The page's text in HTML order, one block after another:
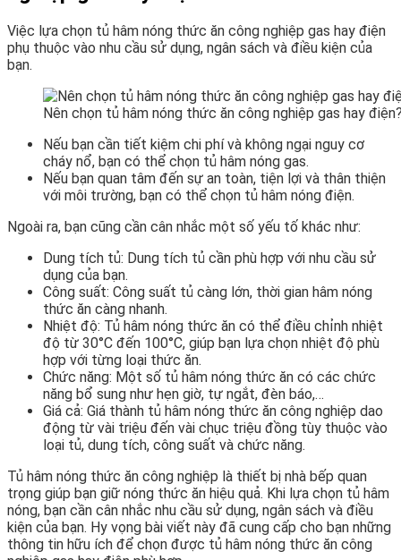
Việc lựa chọn tủ hâm nóng thức ăn công nghiệp gas hay điện
phụ thuộc vào nhu cầu sử dụng, ngân sách và điều kiện của
bạn.
Nên chọn tủ hâm nóng thức ăn công nghiệp gas hay
Nếu bạn cần tiết kiệm chi phí và không ngại nguy cơ
cháy nổ, bạn có thể chọn tủ hâm nóng gas.
Nếu bạn quan tâm đến sự an toàn, tiện lợi và thân thiện
với môi trường, bạn có thể chọn tủ hâm nóng điện.
Ngoài ra, bạn cũng cần cân nhắc một số yếu tố khác như:
Dung tích tủ: Dung tích tủ cần phù hợp với nhu cầu sử
dụng của bạn.
Công suất: Công suất tủ càng lớn, thời gian hâm nóng
thức ăn càng nhanh.
Nhiệt độ: Tủ hâm nóng thức ăn có thể điều chỉnh nhiệt
độ từ 30°C đến 100°C, giúp bạn lựa chọn nhiệt độ phù
hợp với từng loại thức ăn.
Chức năng: Một số tủ hâm nóng thức ăn có các chức
năng bổ sung như hẹn giờ, tự ngắt, đèn báo,…
Giá cả: Giá thành tủ hâm nóng thức ăn công nghiệp dao
động từ vài triệu đến vài chục triệu đồng tùy thuộc vào
loại tủ, dung tích, công suất và chức năng.
Tủ hâm nóng thức ăn công nghiệp là thiết bị nhà bếp quan
trọng giúp bạn giữ nóng thức ăn hiệu quả. Khi lựa chọn tủ hâm
nóng, bạn cần cân nhắc nhu cầu sử dụng, ngân sách và điều
kiện của bạn. Hy vọng bài viết này đã cung cấp cho bạn những
thông tin hữu ích để chọn được tủ hâm nóng thức ăn công